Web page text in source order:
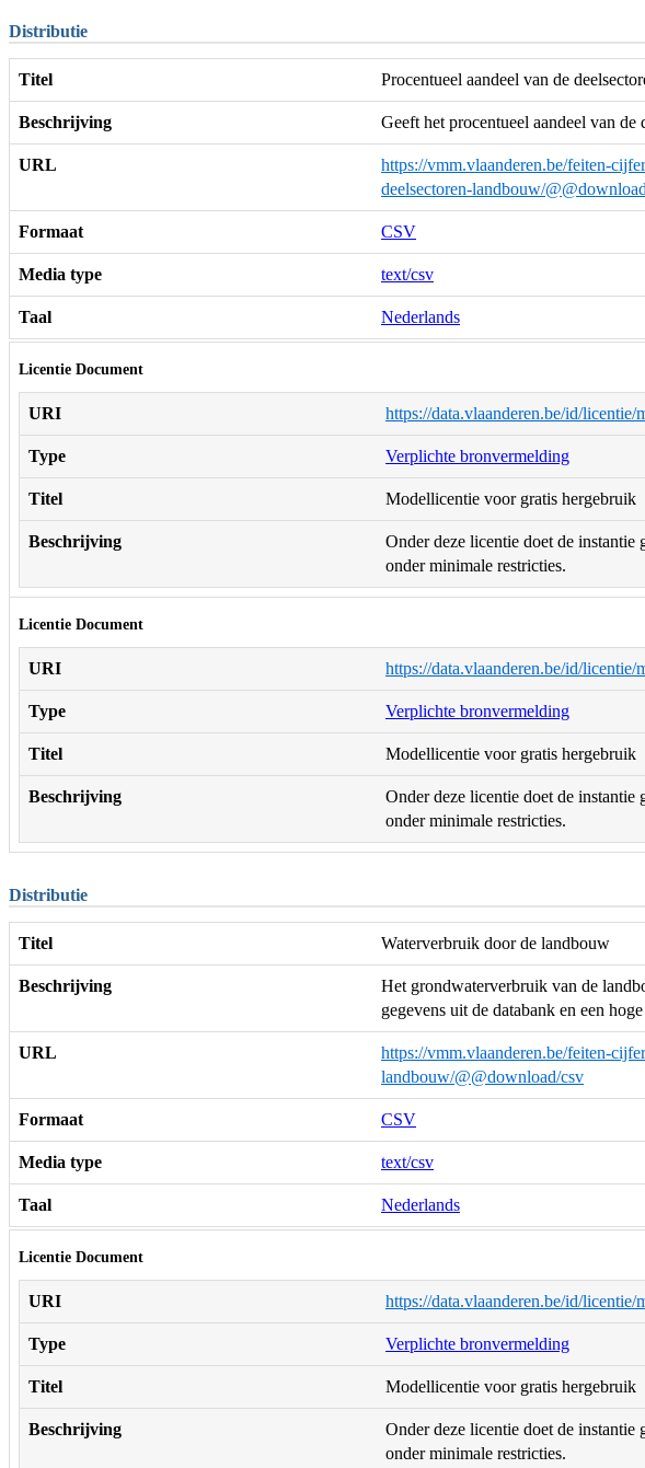
Distributie
Titel Procentueel aandeel van de
Beschrijving Geeft het procentueel aandeel van
URL
https://vmm.vlaanderen.be/feiten-
deelsectoren-landbouw/
Formaat CSV
Media type text/csv
Taal Nederlands
Licentie Document
URI https://data.vlaanderen.be/id/
Type Verplichte bronvermelding
Titel Modellicentie voor gratis hergebruik
Beschrijving
Onder deze licentie doet de instantie
onder minimale restricties.
Licentie Document
URI https://data.vlaanderen.be/id/
Type Verplichte bronvermelding
Titel Modellicentie voor gratis hergebruik
Beschrijving
Onder deze licentie doet de instantie
onder minimale restricties.
Distributie
Titel Waterverbruik door de landbouw
Beschrijving
Het grondwaterverbruik van de
gegevens uit de databank en een
URL
https://vmm.vlaanderen.be/feiten-
landbouw/@@download/csv
Formaat CSV
Media type text/csv
Taal Nederlands
Licentie Document
URI https://data.vlaanderen.be/id/
Type Verplichte bronvermelding
Titel Modellicentie voor gratis hergebruik
Beschrijving
Onder deze licentie doet de instantie
onder minimale restricties.